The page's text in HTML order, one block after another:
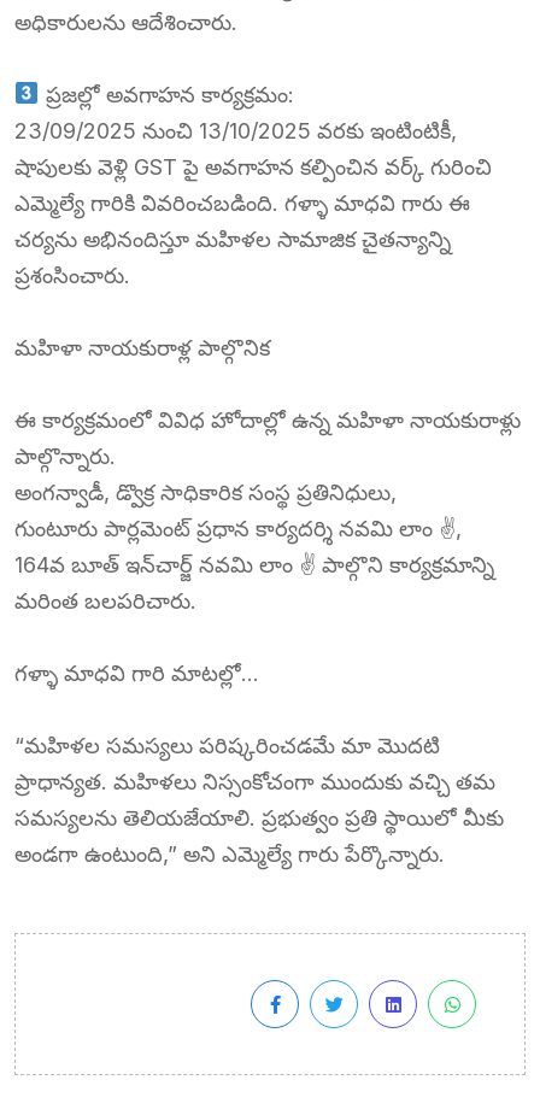
అధికారులను ఆదేశించారు.
ప్రజల్లో అవగాహన కార్యక్రమం:
23/09/2025 నుంచి 13/10/2025 వరకు ఇంటింటికీ,
షాపులకు వెళ్లి GST పై అవగాహన కల్పించిన వర్క్ గురించి
ఎమ్మెల్యే గారికి వివరించబడింది. గళ్ళా మాధవి గారు ఈ
చర్యను అభినందిస్తూ మహిళల సామాజిక చైతన్యాన్ని
ప్రశంసించారు.
మహిళా నాయకురాళ్ల పాల్గొనిక
ఈ కార్యక్రమంలో వివిధ హోదాల్లో ఉన్న మహిళా నాయకురాళ్లు
పాల్గొన్నారు.
అంగన్వాడీ, డ్వొక్ర సాధికారిక సంస్థ ప్రతినిధులు,
గుంటూరు పార్లమెంట్ ప్రధాన కార్యదర్శి నవమి లాం ✌️,
164వ బూత్ ఇన్‌చార్జ్ నవమి లాం ✌️ పాల్గొని కార్యక్రమాన్ని
మరింత బలపరిచారు.
గళ్ళా మాధవి గారి మాటల్లో…
“మహిళల సమస్యలు పరిష్కరించడమే మా మొదటి
ప్రాధాన్యత. మహిళలు నిస్సంకోచంగా ముందుకు వచ్చి తమ
సమస్యలను తెలియజేయాలి. ప్రభుత్వం ప్రతి స్థాయిలో మీకు
అండగా ఉంటుంది,” అని ఎమ్మెల్యే గారు పేర్కొన్నారు.